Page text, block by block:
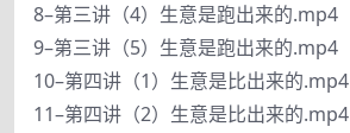
8–第三讲（4）生意是跑出来的.mp4
9–第三讲（5）生意是跑出来的.mp4
10–第四讲（1）生意是比出来的.mp4
11–第四讲（2）生意是比出来的.mp4